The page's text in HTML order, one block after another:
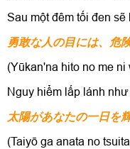
Sau một đêm tối đen sẽ
勇敢な人の目には、危
(Yūkan'na hito no me
Nguy hiểm lấp lánh
太陽があなたの一日を
(Taiyō ga anata no